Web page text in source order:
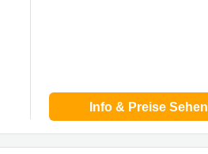
Info & Preise Sehen